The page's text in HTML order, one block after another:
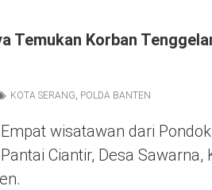
Temukan Korban
KOTA SERANG, POLDA BANTEN
wisatawan dari
Ciantir, Desa Sawarna,